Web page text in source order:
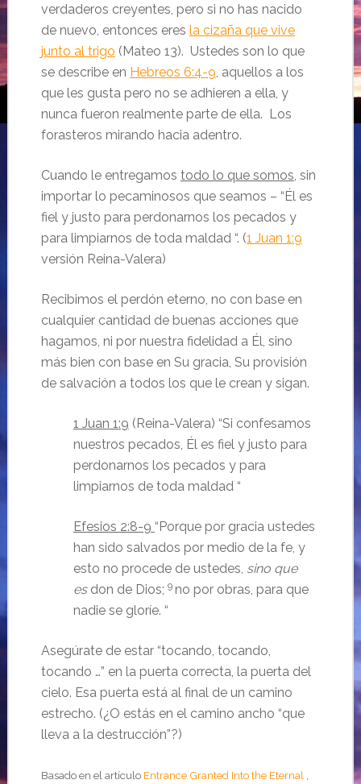
verdaderos creyentes, pero si no has nacido
de nuevo, entonces eres la cizaña que vive
junto al trigo (Mateo 13). Ustedes son lo que
se describe en Hebreos 6:4-9 , aquellos a los
que les gusta pero no se adhieren a ella, y
nunca fueron realmente parte de ella. Los
forasteros mirando hacia adentro.
Cuando le entregamos todo lo que somos , sin
importar lo pecaminosos que seamos – “Él es
fiel y justo para perdonarnos los pecados y
para limpiarnos de toda maldad “. (1 Juan 1:9
versión Reina-Valera)
Recibimos el perdón eterno, no con base en
cualquier cantidad de buenas acciones que
hagamos, ni por nuestra fidelidad a Él, sino
más bien con base en Su gracia, Su provisión
de salvación a todos los que le crean y sigan.
1 Juan 1:9 (Reina-Valera) “Si confesamos
nuestros pecados, Él es fiel y justo para
perdonarnos los pecados y para
limpiarnos de toda maldad “
Efesios 2:8-9 “Porque por gracia ustedes
han sido salvados por medio de la fe, y
esto no procede de ustedes, sino que
esdon de Dios; 9 no por obras, para que
nadie se gloríe. “
Asegúrate de estar “tocando, tocando,
tocando …” en la puerta correcta, la puerta del
cielo. Esa puerta está al final de un camino
estrecho. (¿O estás en el camino ancho “que
lleva a la destrucción”?)
Basado en el artículo Entrance Granted Into the Eternal